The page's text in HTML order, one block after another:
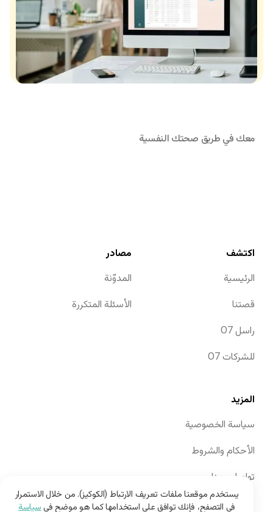
معك في طريق صحتك النفسية
اكتشف
الرئيسية
قصتنا
O7 راسل
O7 للشركات
مصادر
المدوّنة
الأسئلة المتكررة
المزيد
سياسة الخصوصية
الأحكام والشروط
تواصل معنا
دخول المعالجين
يستخدم موقعنا ملفات تعريف الارتباط (الكوكيز). من خلال الاستمرار
في التصفح، فإنك توافق على استخدامها كما هو موضح فيسياسة